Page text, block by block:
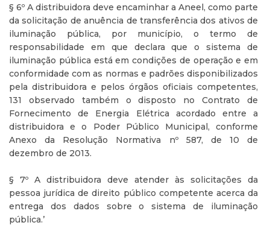
§ 6º A distribuidora deve encaminhar a Aneel, como parte
da solicitação de anuência de transferência dos ativos de
iluminação pública, por município, o termo de
responsabilidade em que declara que o sistema de
iluminação pública está em condições de operação e em
conformidade com as normas e padrões disponibilizados
pela distribuidora e pelos órgãos oficiais competentes,
131 observado também o disposto no Contrato de
Fornecimento de Energia Elétrica acordado entre a
distribuidora e o Poder Público Municipal, conforme
Anexo da Resolução Normativa nº 587, de 10 de
dezembro de 2013.
§ 7º A distribuidora deve atender às solicitações da
pessoa jurídica de direito público competente acerca da
entrega dos dados sobre o sistema de iluminação
pública.’